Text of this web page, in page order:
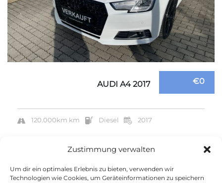
Zustimmung verwalten
Um dir ein optimales Erlebnis zu bieten, verwenden wir
Technologien wie Cookies, um Geräteinformationen zu speichern
€0
AUDI A4 2017
120.000km km Diesel 2017